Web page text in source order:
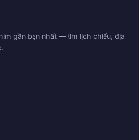
gần bạn nhất — tìm lịch chiếu, địa